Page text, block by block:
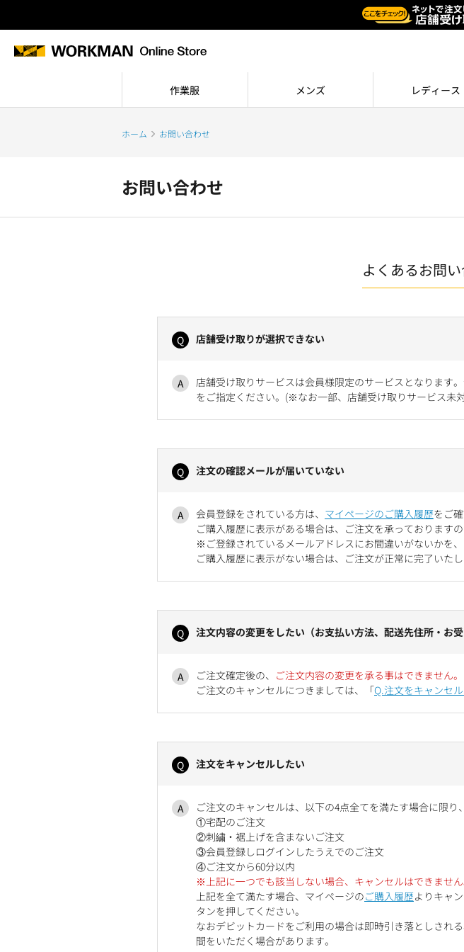
作業服 メンズ レディース
ホーム お問い合わせ
お問い合わせ
よくあるお問
店舗受け取りが選択できない
店舗受け取りサービスは会員様限定のサービスとなります
をご指定ください。(※なお一部、店舗受け取りサービス未
注文の確認メールが届いていない
会員登録をされている方は、 マイページのご購入履歴をご
ご購入履歴に表示がある場合は、ご注文を承っております
※ご登録されているメールアドレスにお間違いがないかを
ご購入履歴に表示がない場合は、ご注文が正常に完了いた
注文内容の変更をしたい（お支払い方法、配送先住所・お
ご注文確定後の、 ご注文内容の変更を承る事はできません。
ご注文のキャンセルにつきましては、「Q.注文をキャンセ
注文をキャンセルしたい
ご注文のキャンセルは、以下の4点全てを満たす場合に限り
①宅配のご注文
②刺繍・裾上げを含まないご注文
③会員登録しログインしたうえでのご注文
④ご注文から60分以内
※上記に一つでも該当しない場合、キャンセルはできません
上記を全て満たす場合、マイページのご購入履歴よりキャ
タンを押してください。
なおデビットカードをご利用の場合は即時引き落としされ
間をいただく場合があります。